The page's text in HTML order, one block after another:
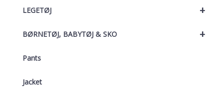
+
LEGETØJ
+
BØRNETØJ, BABYTØJ & SKO
Pants
Jacket